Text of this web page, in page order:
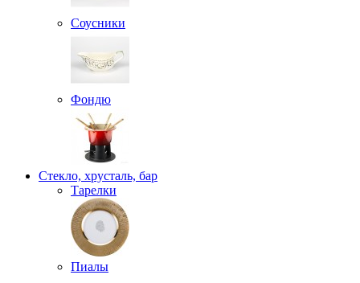
Соусники
Фондю
Стекло, хрусталь, бар
Тарелки
Пиалы